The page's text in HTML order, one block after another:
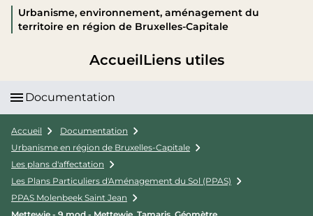
Urbanisme, environnement, aménagement du
territoire en région de Bruxelles-Capitale
AccueilLiens utiles
Documentation
Accueil
Documentation
Urbanisme en région de Bruxelles-Capitale
Les plans d'affectation
Les Plans Particuliers d'Aménagement du Sol (PPAS)
PPAS Molenbeek Saint Jean